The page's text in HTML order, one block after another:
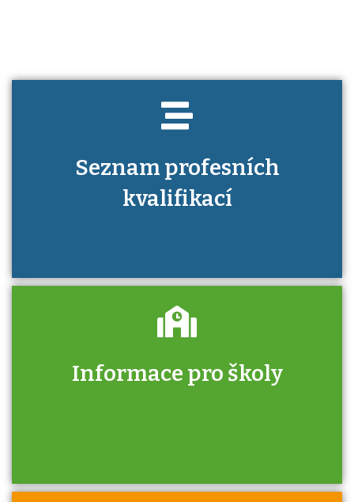
Seznam profesních
kvalifikací
Informace pro školy
Zjistěte, jak se přihlásit ke zkoušce a kde